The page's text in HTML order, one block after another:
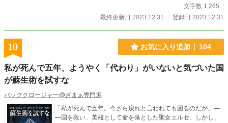
文字数 1,265
最終更新日 2023.12.31
登録日 2023.12.31
10 お気に入り追加 104
私が死んで五年、ようやく「代わり」がいないと気づいた国
が蘇生術を試すな
バッグクロージャー@ざまぁ専門垢
「私が死んで五年。今さら戻れと言われても困るのだが」―
―国を救い、英雄として命を落とした聖女エルセ。しかし、